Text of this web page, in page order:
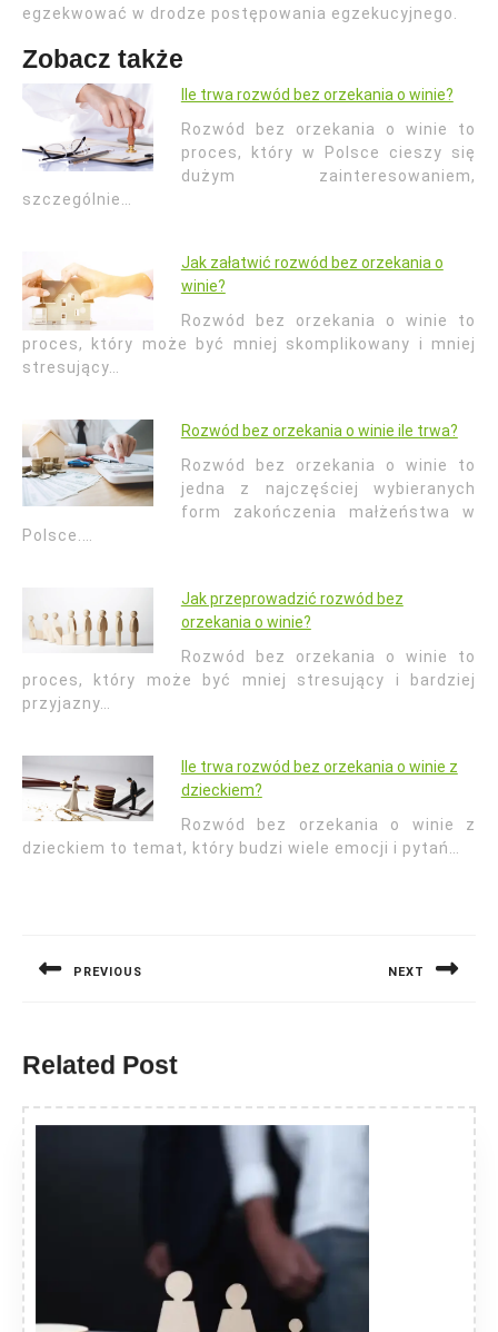
egzekwować w drodze postępowania egzekucyjnego.
Zobacz także
Ile trwa rozwód bez orzekania o winie?
Rozwód bez orzekania o winie to
proces, który w Polsce cieszy się
dużym zainteresowaniem,
szczególnie…
Jak załatwić rozwód bez orzekania o
winie?
Rozwód bez orzekania o winie to
proces, który może być mniej skomplikowany i mniej
stresujący…
Rozwód bez orzekania o winie ile trwa?
Rozwód bez orzekania o winie to
jedna z najczęściej wybieranych
form zakończenia małżeństwa w
Polsce.…
Jak przeprowadzić rozwód bez
orzekania o winie?
Rozwód bez orzekania o winie to
proces, który może być mniej stresujący i bardziej
przyjazny…
Ile trwa rozwód bez orzekania o winie z
dzieckiem?
Rozwód bez orzekania o winie z
dzieckiem to temat, który budzi wiele emocji i pytań…
PREVIOUS NEXT
Related Post